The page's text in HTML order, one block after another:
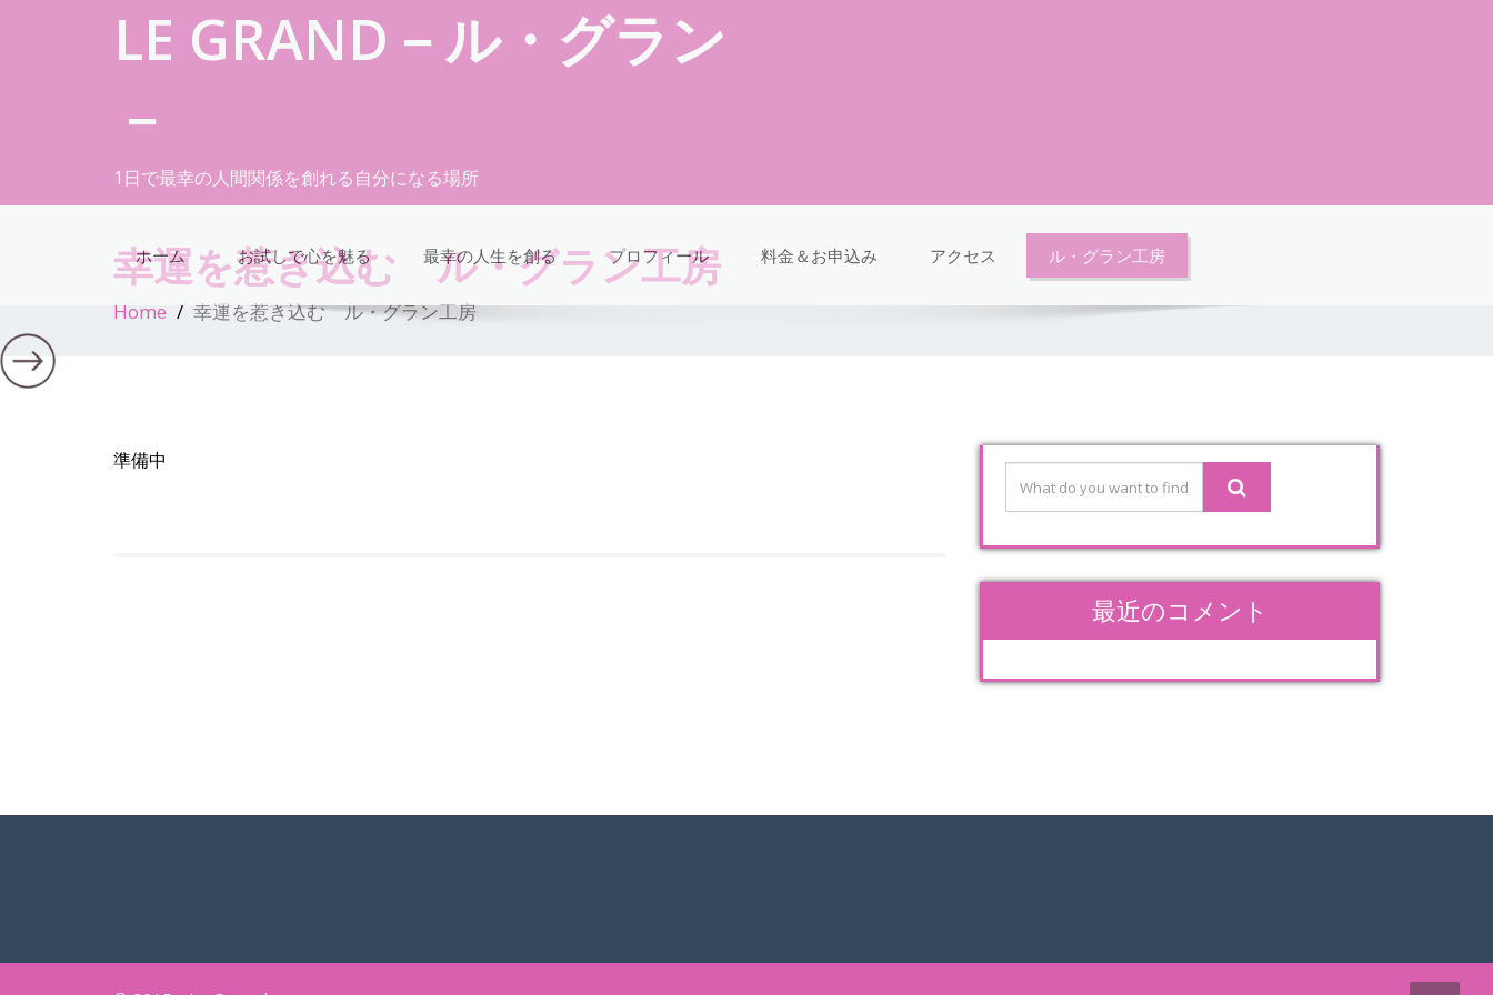
LE GRAND－ル・グラン
－
1日で最幸の人間関係を創れる自分になる場所
ホーム お試しで心を魅る 最幸の人生を創る プロフィール 料金＆お申込み アクセス ル・グラン工房
幸運を惹き込む ル・グラン工房
Home 幸運を惹き込む ル・グラン工房
準備中
最近のコメント